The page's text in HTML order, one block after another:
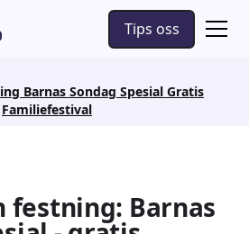
Tips oss
Barnas Sondag Spesial Gratis
Familiefestival
festning: Barnas